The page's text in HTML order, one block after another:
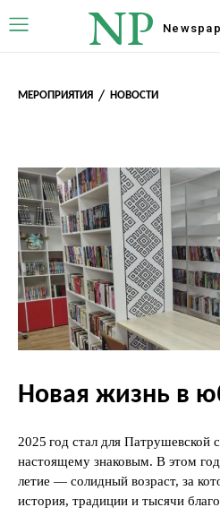
NP
МЕРОПРИЯТИЯ НОВОСТИ
Новая жизнь в
2025 год стал для Патрушевской
настоящему знаковым. В этом
летие — солидный возраст, за
история, традиции и тысячи